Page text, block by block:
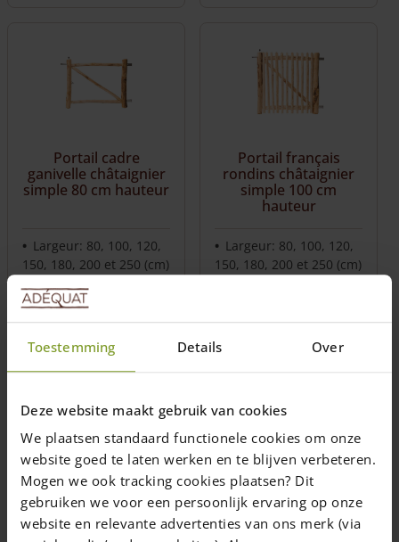
Toestemming Details Over
Deze website maakt gebruik van cookies
We plaatsen standaard functionele cookies om onze
website goed te laten werken en te blijven verbeteren.
Mogen we ook tracking cookies plaatsen? Dit
gebruiken we voor een persoonlijk ervaring op onze
website en relevante advertenties van ons merk (via
plusieurs
variations.
choisies
sur
du
produit
plusieurs
variations.
options
choisies
du
produit
Portail cadre
ganivelle châtaignier
simple 80 cm hauteur
Largeur: 80, 100, 120,
150, 180, 200 et 250 (cm)
mesure possible
165,00
1-7 semaines
options
Ce
produit
a
plusieurs
variations.
Les
Portail français
rondins châtaignier
simple 100 cm
hauteur
Largeur: 80, 100, 120,
150, 180, 200 et 250 (cm)
235,00
options
Ce
produit
a
plusieurs
variations.
Les